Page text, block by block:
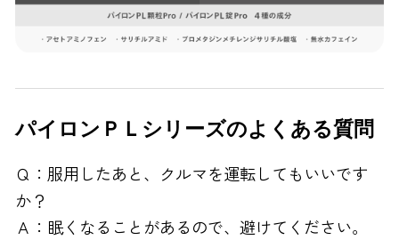
パイロンＰＬシリーズのよくある質問
Ｑ：服用したあと、クルマを運転してもいいです
か？
Ａ：眠くなることがあるので、避けてください。